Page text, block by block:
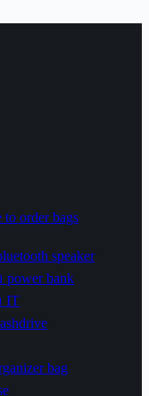
order bags
speaker
bank
IT
bag